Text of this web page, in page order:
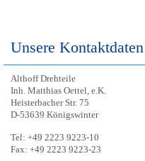
Unsere Kontaktdaten
Althoff Drehteile
Inh. Matthias Oettel, e.K.
Heisterbacher Str. 75
D-53639 Königswinter
Tel: +49 2223 9223-10
Fax: +49 2223 9223-23